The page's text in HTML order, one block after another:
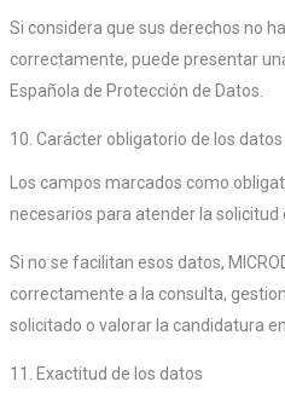
Si considera que sus derechos no
correctamente, puede presentar
Española de Protección de Datos.
10. Carácter obligatorio de los datos
Los campos marcados como
necesarios para atender la solicitud
Si no se facilitan esos datos,
correctamente a la consulta,
solicitado o valorar la candidatura
11. Exactitud de los datos